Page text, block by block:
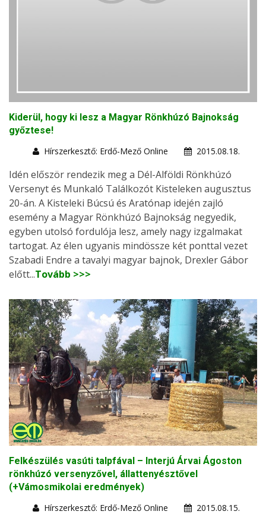
Kiderül, hogy ki lesz a Magyar Rönkhúzó Bajnokság
győztese!
Hírszerkesztő: Erdő-Mező Online
2015.08.18.
Idén először rendezik meg a Dél-Alföldi Rönkhúzó
Versenyt és Munkaló Találkozót Kisteleken augusztus
20-án. A Kisteleki Búcsú és Aratónap idején zajló
esemény a Magyar Rönkhúzó Bajnokság negyedik,
egyben utolsó fordulója lesz, amely nagy izgalmakat
tartogat. Az élen ugyanis mindössze két ponttal vezet
Szabadi Endre a tavalyi magyar bajnok, Drexler Gábor
előtt...Tovább >>>
Felkészülés vasúti talpfával – Interjú Árvai Ágoston
rönkhúzó versenyzővel, állattenyésztővel
(+Vámosmikolai eredmények)
Hírszerkesztő: Erdő-Mező Online
2015.08.15.